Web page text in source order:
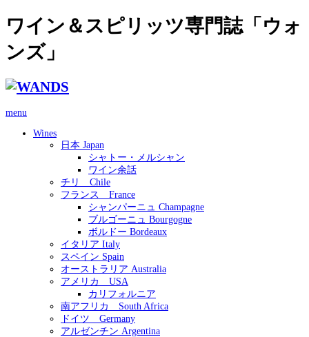
ワイン＆スピリッツ専門誌「ウォ
ンズ」
menu
Wines
日本 Japan
シャトー・メルシャン
ワイン余話
チリ Chile
フランス France
シャンパーニュ Champagne
ブルゴーニュ Bourgogne
ボルドー Bordeaux
イタリア Italy
スペイン Spain
オーストラリア Australia
アメリカ USA
カリフォルニア
南アフリカ South Africa
ドイツ Germany
アルゼンチン Argentina